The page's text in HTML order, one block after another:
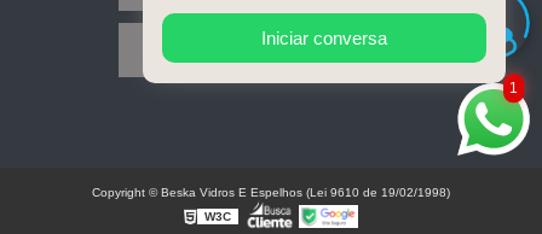
Mapa do site
1
Iniciar conversa
Copyright © Beska Vidros E Espelhos (Lei 9610 de 19/02/1998)
W3C